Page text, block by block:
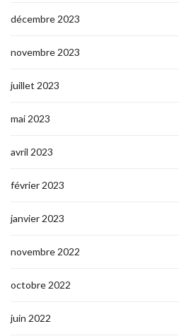
décembre 2023
novembre 2023
juillet 2023
mai 2023
avril 2023
février 2023
janvier 2023
novembre 2022
octobre 2022
juin 2022